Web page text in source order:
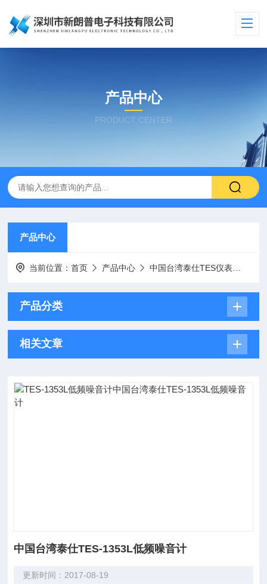
产品中心
PRODUCT CENTER
产品中心
当前位置：首页 产品中心 中国台湾泰仕TES仪表
产品分类
相关文章
中国台湾泰仕TES-1353L低频噪音计
更新时间：2017-08-19